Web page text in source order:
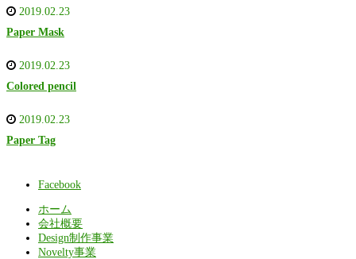
2019.02.23
Paper Mask
2019.02.23
Colored pencil
2019.02.23
Paper Tag
Facebook
ホーム
会社概要
Design制作事業
Novelty事業